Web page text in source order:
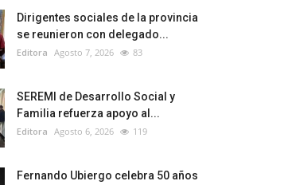
Dirigentes sociales de la provincia
se reunieron con delegado...
Editora Agosto 7, 2026 83
SEREMI de Desarrollo Social y
Familia refuerza apoyo al...
Editora Agosto 6, 2026 119
Fernando Ubiergo celebra 50 años